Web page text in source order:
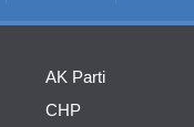
AK Parti
CHP